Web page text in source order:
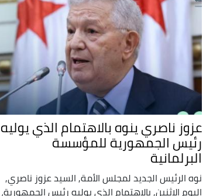
عزوز ناصري ينوه بالاهتمام الذي يوليه
رئيس الجمهورية للمؤسسة
البرلمانية
نوه الرئيس الجديد لمجلس الأمة, السيد عزوز ناصري,
اليوم الاثنين, بالاهتمام الذي يوليه رئيس الجمهورية،